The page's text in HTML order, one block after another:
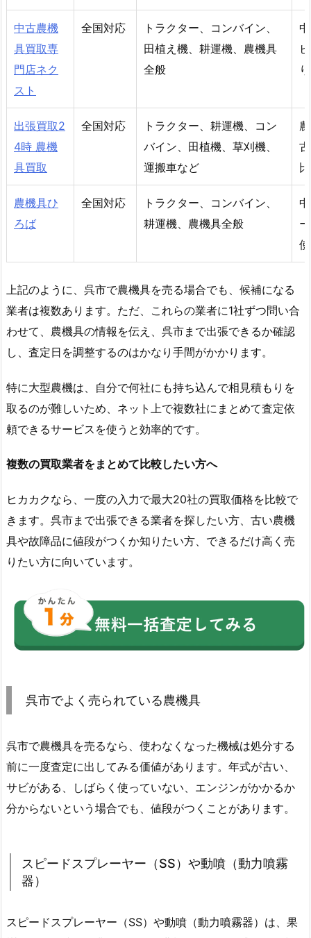
中古農機
具買取専
門店ネク
スト
全国対応
トラクター、コンバイン、
田植え機、耕運機、農機具
全般
出張買取2
4時 農機
具買取
全国対応
トラクター、耕運機、コン
バイン、田植機、草刈機、
運搬車など
農機具ひ
ろば
全国対応
トラクター、コンバイン、
耕運機、農機具全般
上記のように、呉市で農機具を売る場合でも、候補になる
業者は複数あります。ただ、これらの業者に1社ずつ問い合
わせて、農機具の情報を伝え、呉市まで出張できるか確認
し、査定日を調整するのはかなり手間がかかります。
特に大型農機は、自分で何社にも持ち込んで相見積もりを
取るのが難しいため、ネット上で複数社にまとめて査定依
頼できるサービスを使うと効率的です。
複数の買取業者をまとめて比較したい方へ
ヒカカクなら、一度の入力で最大20社の買取価格を比較で
きます。呉市まで出張できる業者を探したい方、古い農機
具や故障品に値段がつくか知りたい方、できるだけ高く売
りたい方に向いています。
呉市でよく売られている農機具
呉市で農機具を売るなら、使わなくなった機械は処分する
前に一度査定に出してみる価値があります。年式が古い、
サビがある、しばらく使っていない、エンジンがかかるか
分からないという場合でも、値段がつくことがあります。
スピードスプレーヤー（SS）や動噴（動力噴霧
器）
スピードスプレーヤー（SS）や動噴（動力噴霧器）は、果